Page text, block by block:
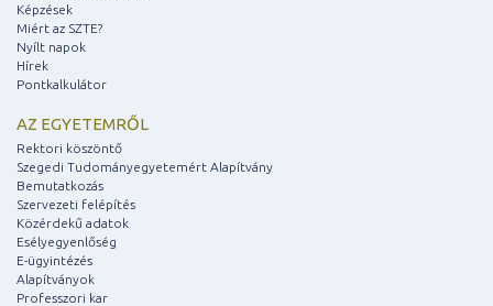
Képzések
Miért az SZTE?
Nyílt napok
Hírek
Pontkalkulátor
AZ EGYETEMRŐL
Rektori köszöntő
Szegedi Tudományegyetemért Alapítvány
Bemutatkozás
Szervezeti felépítés
Közérdekű adatok
Esélyegyenlőség
E-ügyintézés
Alapítványok
Professzori kar